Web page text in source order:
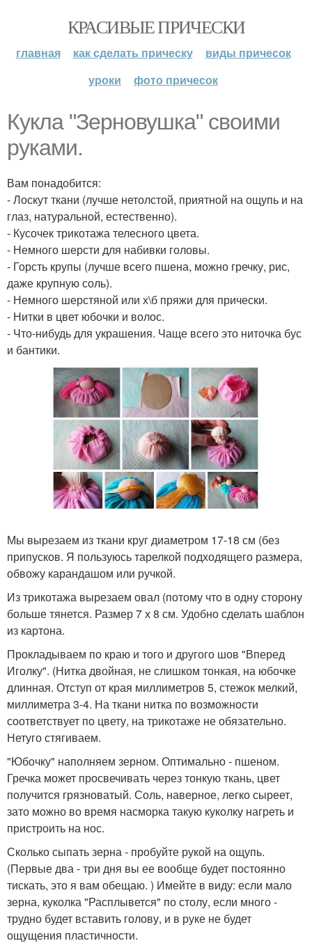
КРАСИВЫЕ ПРИЧЕСКИ
главная как сделать прическу
виды причесок
уроки
фото причесок
Кукла "Зерновушка" своими
руками.
Вам понадобится:
- Лоскут ткани (лучше нетолстой, приятной на ощупь и на
глаз, натуральной, естественно).
- Кусочек трикотажа телесного цвета.
- Немного шерсти для набивки головы.
- Горсть крупы (лучше всего пшена, можно гречку, рис,
даже крупную соль).
- Немного шерстяной или х\б пряжи для прически.
- Нитки в цвет юбочки и волос.
- Что-нибудь для украшения. Чаще всего это ниточка бус
и бантики.
Мы вырезаем из ткани круг диаметром 17-18 см (без
припусков. Я пользуюсь тарелкой подходящего размера,
обвожу карандашом или ручкой.
Из трикотажа вырезаем овал (потому что в одну сторону
больше тянется. Размер 7 х 8 см. Удобно сделать шаблон
из картона.
Прокладываем по краю и того и другого шов "Вперед
Иголку". (Нитка двойная, не слишком тонкая, на юбочке
длинная. Отступ от края миллиметров 5, стежок мелкий,
миллиметра 3-4. На ткани нитка по возможности
соответствует по цвету, на трикотаже не обязательно.
Нетуго стягиваем.
"Юбочку" наполняем зерном. Оптимально - пшеном.
Гречка может просвечивать через тонкую ткань, цвет
получится грязноватый. Соль, наверное, легко сыреет,
зато можно во время насморка такую куколку нагреть и
пристроить на нос.
Сколько сыпать зерна - пробуйте рукой на ощупь.
(Первые два - три дня вы ее вообще будет постоянно
тискать, это я вам обещаю. ) Имейте в виду: если мало
зерна, куколка "Расплывется" по столу, если много -
трудно будет вставить голову, и в руке не будет
ощущения пластичности.